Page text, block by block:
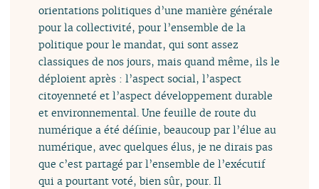
orientations politiques d’une manière générale
pour la collectivité, pour l’ensemble de la
politique pour le mandat, qui sont assez
classiques de nos jours, mais quand même, ils le
déploient après : l’aspect social, l’aspect
citoyenneté et l’aspect développement durable
et environnemental. Une feuille de route du
numérique a été définie, beaucoup par l’élue au
numérique, avec quelques élus, je ne dirais pas
que c’est partagé par l’ensemble de l’exécutif
qui a pourtant voté, bien sûr, pour. Il